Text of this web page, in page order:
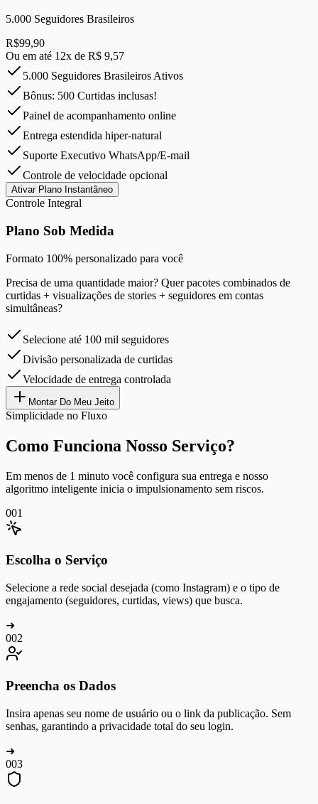
5.000 Seguidores Brasileiros
R$99,90
Ou em até 12x de R$ 9,57
5.000 Seguidores Brasileiros Ativos
Bônus: 500 Curtidas inclusas!
Painel de acompanhamento online
Entrega estendida hiper-natural
Suporte Executivo WhatsApp/E-mail
Controle de velocidade opcional
Ativar Plano Instantâneo
Controle Integral
Plano Sob Medida
Formato 100% personalizado para você
Precisa de uma quantidade maior? Quer pacotes combinados de
curtidas + visualizações de stories + seguidores em contas
simultâneas?
Selecione até 100 mil seguidores
Divisão personalizada de curtidas
Velocidade de entrega controlada
Montar Do Meu Jeito
Simplicidade no Fluxo
Como Funciona Nosso Serviço?
Em menos de 1 minuto você configura sua entrega e nosso
algoritmo inteligente inicia o impulsionamento sem riscos.
001
Escolha o Serviço
Selecione a rede social desejada (como Instagram) e o tipo de
engajamento (seguidores, curtidas, views) que busca.
➜
002
Preencha os Dados
Insira apenas seu nome de usuário ou o link da publicação. Sem
senhas, garantindo a privacidade total do seu login.
➜
003